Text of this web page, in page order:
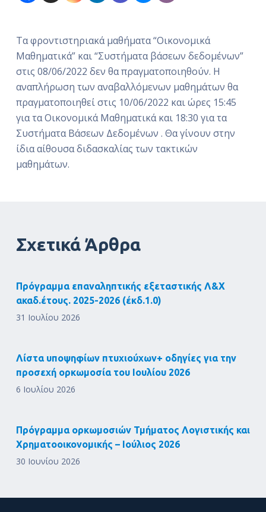
Τα φροντιστηριακά μαθήματα “Οικονομικά
Μαθηματικά” και “Συστήματα βάσεων δεδομένων”
στις 08/06/2022 δεν θα πραγματοποιηθούν. Η
αναπλήρωση των αναβαλλόμενων μαθημάτων θα
πραγματοποιηθεί στις 10/06/2022 και ώρες 15:45
για τα Οικονομικά Μαθηματικά και 18:30 για τα
Συστήματα Βάσεων Δεδομένων . Θα γίνουν στην
ίδια αίθουσα διδασκαλίας των τακτικών
μαθημάτων.
Σχετικά Άρθρα
Πρόγραμμα επαναληπτικής εξεταστικής Λ&Χ
ακαδ.έτους. 2025-2026 (έκδ.1.0)
31 Ιουλίου 2026
Λίστα υποψηφίων πτυχιούχων+ οδηγίες για την
προσεχή ορκωμοσία του Ιουλίου 2026
6 Ιουλίου 2026
Πρόγραμμα ορκωμοσιών Τμήματος Λογιστικής και
Χρηματοοικονομικής – Ιούλιος 2026
30 Ιουνίου 2026